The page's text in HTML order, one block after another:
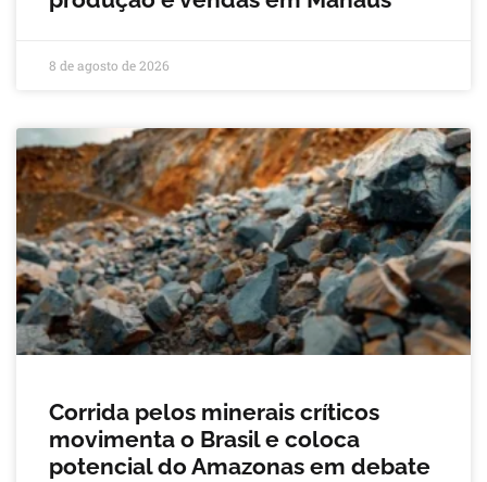
8 de agosto de 2026
Corrida pelos minerais críticos
movimenta o Brasil e coloca
potencial do Amazonas em debate